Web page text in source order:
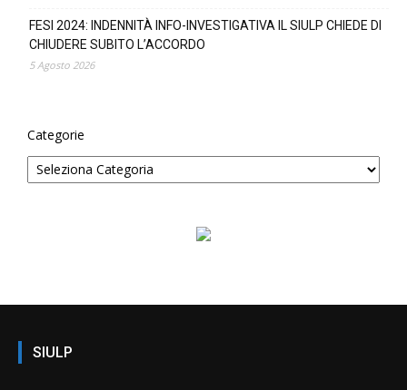
FESI 2024: INDENNITÀ INFO-INVESTIGATIVA IL SIULP CHIEDE DI
CHIUDERE SUBITO L’ACCORDO
5 Agosto 2026
Categorie
SIULP